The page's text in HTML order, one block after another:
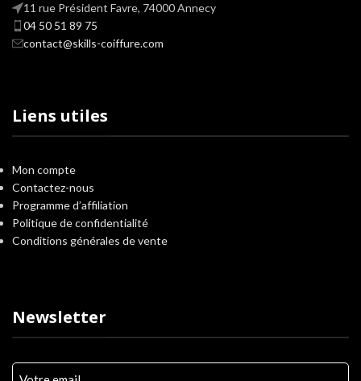
11 rue Président Favre, 74000 Annecy
04 50 51 89 75
contact@skills-coiffure.com
Liens utiles
Mon compte
Contactez-nous
Programme d’affiliation
Politique de confidentialité
Conditions générales de vente
Newsletter
Votre